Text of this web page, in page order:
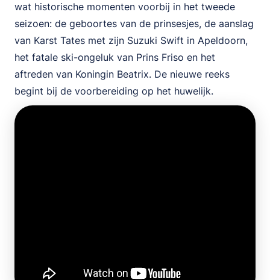
wat historische momenten voorbij in het tweede
seizoen: de geboortes van de prinsesjes, de aanslag
van Karst Tates met zijn Suzuki Swift in Apeldoorn,
het fatale ski-ongeluk van Prins Friso en het
aftreden van Koningin Beatrix. De nieuwe reeks
begint bij de voorbereiding op het huwelijk.